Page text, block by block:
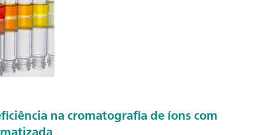
na cromatografia de íons com